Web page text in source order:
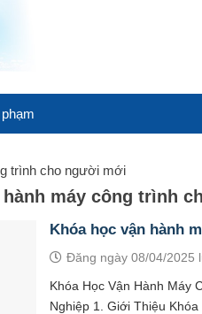
trình cho người mới
hành máy công trình
Khóa học vận hành
Đăng ngày 08/04/2025
Khóa Học Vận Hành Máy
Nghiệp 1. Giới Thiệu